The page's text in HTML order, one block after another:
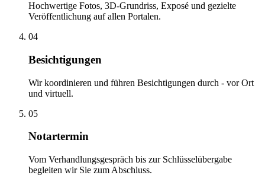
Hochwertige Fotos, 3D-Grundriss, Exposé und gezielte
Veröffentlichung auf allen Portalen.
04
Besichtigungen
Wir koordinieren und führen Besichtigungen durch - vor Ort
und virtuell.
05
Notartermin
Vom Verhandlungsgespräch bis zur Schlüsselübergabe
begleiten wir Sie zum Abschluss.